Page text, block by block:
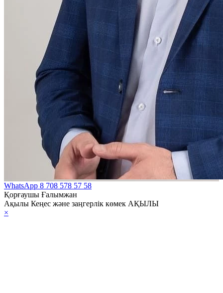
WhatsApp 8 708 578 57 58
Қорғаушы Ғалымжан
Ақылы Кеңес және заңгерлік көмек АҚЫЛЫ
×